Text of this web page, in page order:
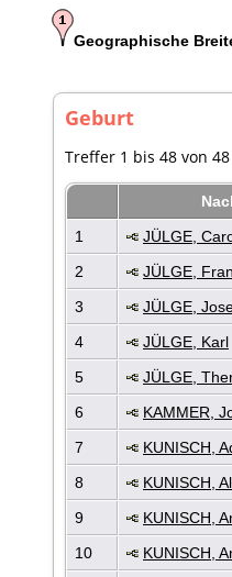
Geographische
Geburt
Treffer 1 bis 48 von 48
1
JÜLGE,
2
JÜLGE,
3
JÜLGE,
4
JÜLGE, Karl
5
JÜLGE,
6
KAMMER,
7
KUNISCH,
8
KUNISCH,
9
KUNISCH,
10
KUNISCH,